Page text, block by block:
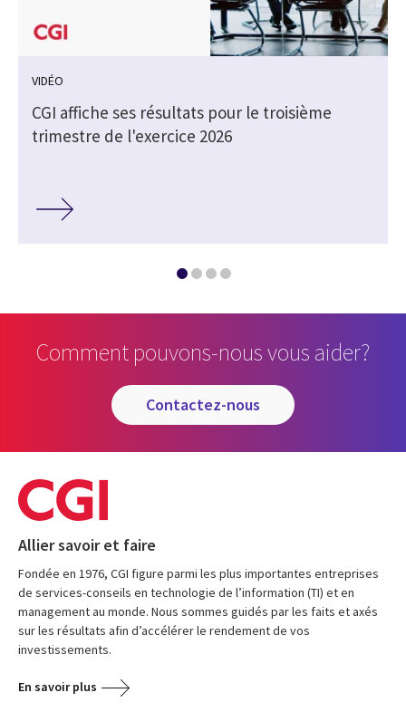
VIDÉO
CGI affiche ses résultats pour le troisième
trimestre de l'exercice 2026
Comment pouvons-nous vous aider?
contactez-nous
Allier savoir et faire
Fondée en 1976, CGI figure parmi les plus importantes entreprises
de services-conseils en technologie de l’information (TI) et en
management au monde. Nous sommes guidés par les faits et axés
sur les résultats afin d’accélérer le rendement de vos
investissements.
En savoir plus